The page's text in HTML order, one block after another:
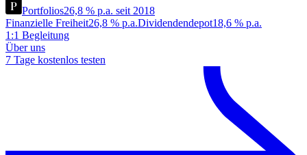
Portfolios26,8 % p.a. seit 2018
Finanzielle Freiheit26,8 % p.a.Dividendendepot18,6 % p.a.
1:1 Begleitung
Über uns
7 Tage kostenlos testen